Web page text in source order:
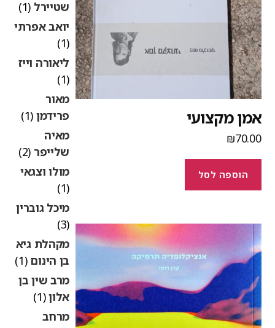
מקצועי
₪
הוספה לסל
שטיירל(1)
יואב אפרתי
(1)
ליאורה וייז
(1)
מאור
פרידמן(1)
מאיה
שלייפר(2)
מולו וצגאי
מיכל גוברין
(3)
מקהלת גיא
בן הינום(1)
מרב שין בן
אלון(1)
מרחב